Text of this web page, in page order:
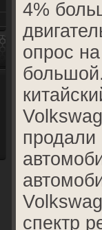
4%
опрос
спектр